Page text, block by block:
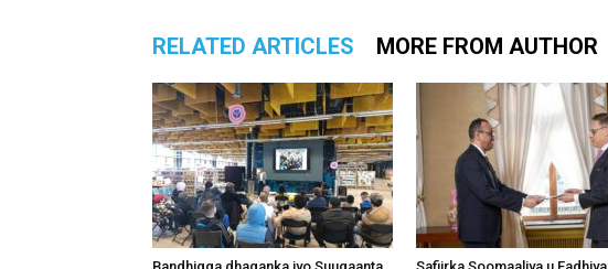
RELATED ARTICLES MORE FROM AUTHOR